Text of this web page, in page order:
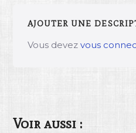
AJOUTER UNE
Vous devez vous
Voir aussi :